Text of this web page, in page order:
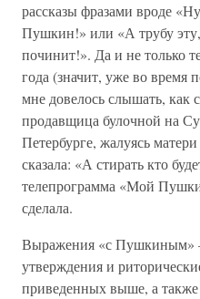
рассказы фразами вроде
Пушкин!» или «А трубу
починит!». Да и не только
года (значит, уже во время
мне довелось слышать, как
продавщица булочной на
Петербурге, жалуясь
сказала: «А стирать кто
телепрограмма «Мой
сделала.
Выражения «с Пушкиным»
утверждения и
приведенных выше, а